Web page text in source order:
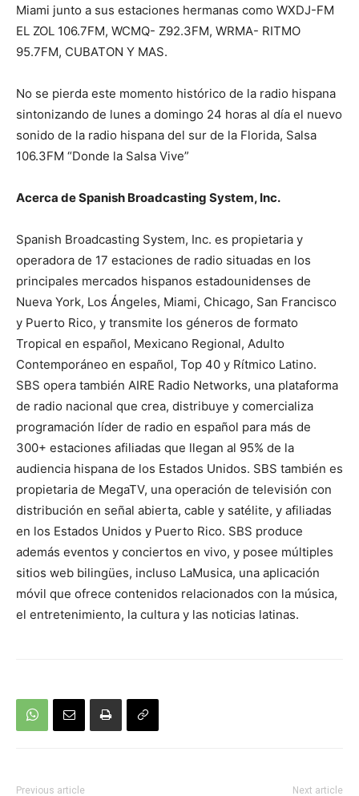
Miami junto a sus estaciones hermanas como WXDJ-FM
EL ZOL 106.7FM, WCMQ- Z92.3FM, WRMA- RITMO
95.7FM, CUBATON Y MAS.
No se pierda este momento histórico de la radio hispana
sintonizando de lunes a domingo 24 horas al día el nuevo
sonido de la radio hispana del sur de la Florida, Salsa
106.3FM “Donde la Salsa Vive”
Acerca de Spanish Broadcasting System, Inc.
Spanish Broadcasting System, Inc. es propietaria y
operadora de 17 estaciones de radio situadas en los
principales mercados hispanos estadounidenses de
Nueva York, Los Ángeles, Miami, Chicago, San Francisco
y Puerto Rico, y transmite los géneros de formato
Tropical en español, Mexicano Regional, Adulto
Contemporáneo en español, Top 40 y Rítmico Latino.
SBS opera también AIRE Radio Networks, una plataforma
de radio nacional que crea, distribuye y comercializa
programación líder de radio en español para más de
300+ estaciones afiliadas que llegan al 95% de la
audiencia hispana de los Estados Unidos. SBS también es
propietaria de MegaTV, una operación de televisión con
distribución en señal abierta, cable y satélite, y afiliadas
en los Estados Unidos y Puerto Rico. SBS produce
además eventos y conciertos en vivo, y posee múltiples
sitios web bilingües, incluso LaMusica, una aplicación
móvil que ofrece contenidos relacionados con la música,
el entretenimiento, la cultura y las noticias latinas.
Previous article Next article